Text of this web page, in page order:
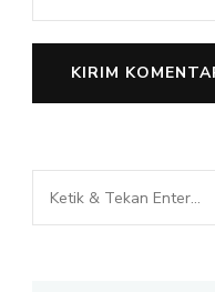
Mencari
Sesuatu?